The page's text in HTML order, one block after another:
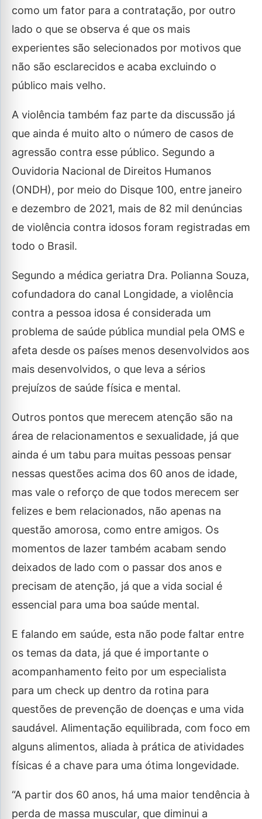
como um fator para a contratação, por outro
lado o que se observa é que os mais
experientes são selecionados por motivos que
não são esclarecidos e acaba excluindo o
público mais velho.
A violência também faz parte da discussão já
que ainda é muito alto o número de casos de
agressão contra esse público. Segundo a
Ouvidoria Nacional de Direitos Humanos
(ONDH), por meio do Disque 100, entre janeiro
e dezembro de 2021, mais de 82 mil denúncias
de violência contra idosos foram registradas em
todo o Brasil.
Segundo a médica geriatra Dra. Polianna Souza,
cofundadora do canal Longidade, a violência
contra a pessoa idosa é considerada um
problema de saúde pública mundial pela OMS e
afeta desde os países menos desenvolvidos aos
mais desenvolvidos, o que leva a sérios
prejuízos de saúde física e mental.
Outros pontos que merecem atenção são na
área de relacionamentos e sexualidade, já que
ainda é um tabu para muitas pessoas pensar
nessas questões acima dos 60 anos de idade,
mas vale o reforço de que todos merecem ser
felizes e bem relacionados, não apenas na
questão amorosa, como entre amigos. Os
momentos de lazer também acabam sendo
deixados de lado com o passar dos anos e
precisam de atenção, já que a vida social é
essencial para uma boa saúde mental.
E falando em saúde, esta não pode faltar entre
os temas da data, já que é importante o
acompanhamento feito por um especialista
para um check up dentro da rotina para
questões de prevenção de doenças e uma vida
saudável. Alimentação equilibrada, com foco em
alguns alimentos, aliada à prática de atividades
físicas é a chave para uma ótima longevidade.
“A partir dos 60 anos, há uma maior tendência à
perda de massa muscular, que diminui a